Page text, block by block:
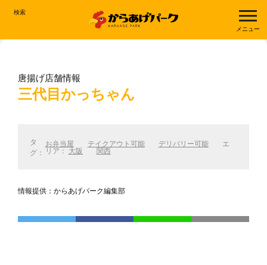
検索
メニュー
唐揚げ店舗情報
三代目かっちゃん
タ
グ：
お弁当屋 テイクアウト可能 デリバリー可能 エ
リア：大阪 関西
情報提供：からあげパーク編集部